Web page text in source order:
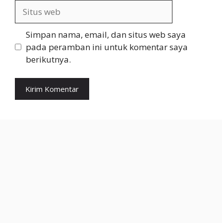
web
Simpan nama, email, dan situs web saya
pada peramban ini untuk komentar saya
berikutnya.